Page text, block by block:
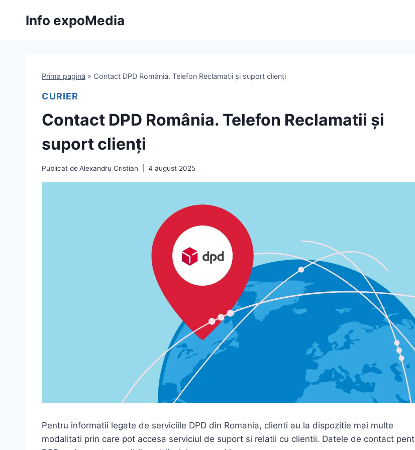
Info expoMedia
Prima pagină » Contact DPD România. Telefon Reclamatii și suport clienți
CURIER
Contact DPD România. Telefon Reclamatii și
suport clienți
Publicat deAlexandru Cristian 4 august 2025
Pentru informatii legate de serviciile DPD din Romania, clienti au la dispozitie mai multe
modalitati prin care pot accesa serviciul de suport si relatii cu clientii. Datele de contact